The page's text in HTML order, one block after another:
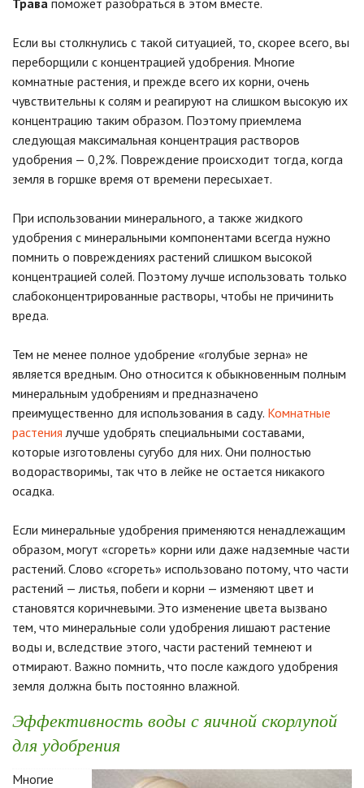
Если вы столкнулись с такой ситуацией, то, скорее всего, вы
переборщили с концентрацией удобрения. Многие
комнатные растения, и прежде всего их корни, очень
чувствительны к солям и реагируют на слишком высокую их
концентрацию таким образом. Поэтому приемлема
следующая максимальная концентрация растворов
удобрения — 0,2%. Повреждение происходит тогда, когда
земля в горшке время от времени пересыхает.
При использовании минерального, а также жидкого
удобрения с минеральными компонентами всегда нужно
помнить о повреждениях растений слишком высокой
концентрацией солей. Поэтому лучше использовать только
слабоконцентрированные растворы, чтобы не причинить
вреда.
Тем не менее полное удобрение «голубые зерна» не
является вредным. Оно относится к обыкновенным полным
минеральным удобрениям и предназначено
преимущественно для использования в саду. Комнатные
растения лучше удобрять специальными составами,
которые изготовлены сугубо для них. Они полностью
водорастворимы, так что в лейке не остается никакого
осадка.
Если минеральные удобрения применяются ненадлежащим
образом, могут «сгореть» корни или даже надземные части
растений. Слово «сгореть» использовано потому, что части
растений — листья, побеги и корни — изменяют цвет и
становятся коричневыми. Это изменение цвета вызвано
тем, что минеральные соли удобрения лишают растение
воды и, вследствие этого, части растений темнеют и
отмирают. Важно помнить, что после каждого удобрения
земля должна быть постоянно влажной.
Эффективность воды с яичной скорлупой
для удобрения
Многие